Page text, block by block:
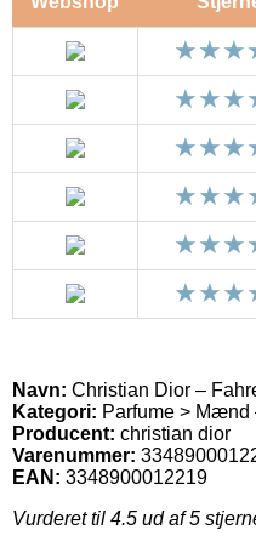
Navn: Christian Dior –
Kategori: Parfume > Mænd
Producent: christian dior
Varenummer:
EAN: 3348900012219
Vurderet til 4.5 ud af 5